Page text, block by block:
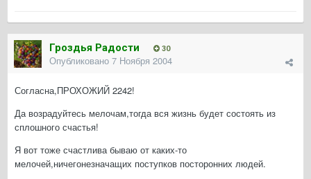
Гроздья Радости 30
Опубликовано 7 Ноября 2004
Согласна,ПРОХОЖИЙ 2242!
Да возрадуйтесь мелочам,тогда вся жизнь будет состоять из
сплошного счастья!
Я вот тоже счастлива бываю от каких-то
мелочей,ничегонезначащих поступков посторонних людей.